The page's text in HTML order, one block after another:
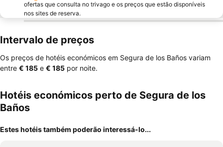
ofertas que consulta no trivago e os preços que estão disponíveis
nos sites de reserva.
Intervalo de preços
Os preços de hotéis económicos em Segura de los Baños variam
entre ‎€ 185 e ‎€ 185 por noite.
Hotéis económicos perto de Segura de los
Baños
Estes hotéis também poderão interessá-lo...